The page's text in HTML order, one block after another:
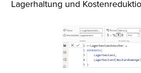
Lagerhaltung und